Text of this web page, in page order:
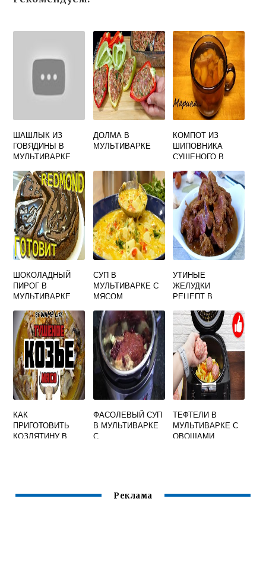
ШАШЛЫК ИЗ
ГОВЯДИНЫ В
МУЛЬТИВАРКЕ
ДОЛМА В
МУЛЬТИВАРКЕ
КОМПОТ ИЗ
ШИПОВНИКА
СУШЕНОГО В
РЕЦЕПТ
ШОКОЛАДНЫЙ
ПИРОГ В
МУЛЬТИВАРКЕ
СУП В
МУЛЬТИВАРКЕ С
МЯСОМ
УТИНЫЕ
ЖЕЛУДКИ
РЕЦЕПТ В
КАК
ПРИГОТОВИТЬ
КАК
ПРИГОТОВИТЬ
КОЗЛЯТИНУ В
ФАСОЛЕВЫЙ СУП
В МУЛЬТИВАРКЕ
С
ТЕФТЕЛИ В
МУЛЬТИВАРКЕ С
ОВОЩАМИ
Реклама